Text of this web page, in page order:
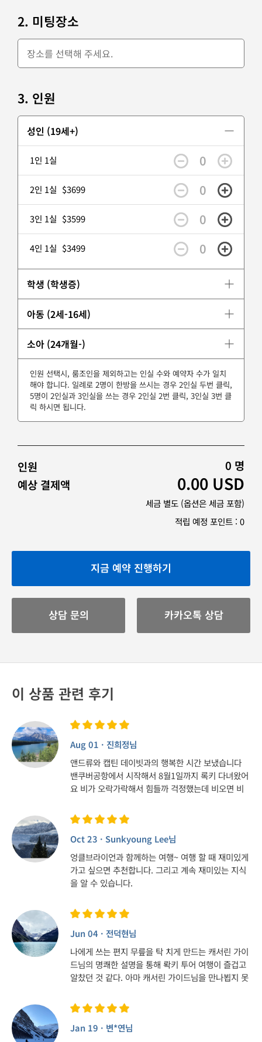
2. 미팅장소
3. 인원
성인 (19세+)
1인 1실 0
2인 1실 $3699 0
3인 1실 $3599 0
4인 1실 $3499 0
학생 (학생증)
아동 (2세-16세)
소아 (24개월-)
인원 선택시, 룸조인을 제외하고는 인실 수와 예약자 수가 일치
해야 합니다. 일례로 2명이 한방을 쓰시는 경우 2인실 두번 클릭,
5명이 2인실과 3인실을 쓰는 경우 2인실 2번 클릭, 3인실 3번 클
릭 하시면 됩니다.
0 명
인원
0.00 USD
예상 결제액
세금 별도 (옵션은 세금 포함)
적립 예정 포인트 : 0
지금 예약 진행하기
상담 문의 카카오톡 상담
이 상품 관련 후기
Aug 01 · 진희정님
앤드류와 캡틴 데이빗과의 행복한 시간 보냈습니다
밴쿠버공항에서 시작해서 8월1일까지 록키 다녀왔어
요 비가 오락가락해서 힘들까 걱정했는데 비오면 비
체입니다 앤드류 가이드는 단체여행 경험이 많은 저
로서는 정말 유니크한 여행경험을 선사해주시네요 정
말 해박하심은 기본, 풍부한 해외경험담은 물론 깊이
있는 인생 이야기까지 특별한 가이드이신 듯~~ 함께
버스에서 동고동락했던 훌륭하셨던 일행분들 오래오
래 건강하셨으면 좋겠습니다~
Oct 23 · Sunkyoung Lee님
엉클브라이언과 함께하는 여행~ 여행 할 때 재미있게
가고 싶으면 추천합니다. 그리고 계속 재미있는 지식
을 알 수 있습니다.
Jun 04 · 전덕현님
나에게 쓰는 편지 무릎을 탁 치게 만드는 캐서린 가이
드님의 명쾌한 설명을 통해 롹키 투어 여행이 즐겁고
알찼던 것 같다. 아마 캐서린 가이드님을 만나뵙지 못
지.. 후훗.. 그 사실을 알았단 것만으로도 벌써 한 단계
성장한 것 같아 감사한 마음을 삼행시를 통해 전하고
자 한다. 캐 : 캐서린 가이드님 왈 “육포는 몇초?!” “8
Jan 19 · 변*연님